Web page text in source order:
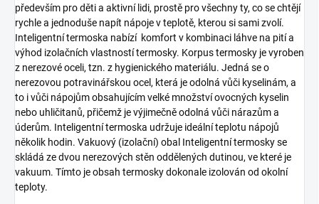
především pro děti a aktivní lidi, prostě pro všechny ty, co se chtějí
rychle a jednoduše napít nápoje v teplotě, kterou si sami zvolí.
Inteligentní termoska nabízí komfort v kombinaci láhve na pití a
výhod izolačních vlastností termosky. Korpus termosky je vyroben
z nerezové oceli, tzn. z hygienického materiálu. Jedná se o
nerezovou potravinářskou ocel, která je odolná vůči kyselinám, a
to i vůči nápojům obsahujícím velké množství ovocných kyselin
nebo uhličitanů, přičemž je výjimečně odolná vůči nárazům a
úderům. Inteligentní termoska udržuje ideální teplotu nápojů
několik hodin. Vakuový (izolační) obal Inteligentní termosky se
skládá ze dvou nerezových stěn oddělených dutinou, ve které je
vakuum. Tímto je obsah termosky dokonale izolován od okolní
teploty.